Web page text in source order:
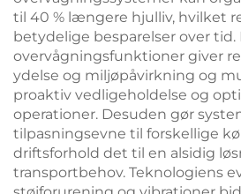
til 40 % længere hjulliv, hvilket
betydelige besparelser over
overvågningsfunktioner giver
ydelse og miljøpåvirkning og
proaktiv vedligeholdelse og
operationer. Desuden gør
tilpasningsevne til forskellige
driftsforhold det til en alsidig
transportbehov. Teknologiens